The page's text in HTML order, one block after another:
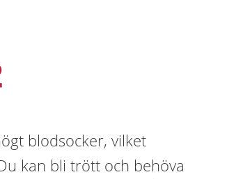
blodsocker, vilket
kan bli trött och behöva